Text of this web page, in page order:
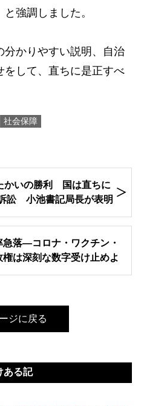
強調しました。
かりやすい説明、自治
をして、直ちに是正すべ
社会保障
かいの勝利 国は直ちに
訟 小池書記局長が表明
落―コロナ・ワクチン・
は深刻な数字受け止めよ
ジに戻る
ある記